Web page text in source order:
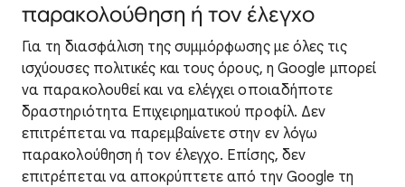
παρακολούθηση ή τον έλεγχο
Για τη διασφάλιση της συμμόρφωσης με όλες τις
ισχύουσες πολιτικές και τους όρους, η Google μπορεί
να παρακολουθεί και να ελέγχει οποιαδήποτε
δραστηριότητα Επιχειρηματικού προφίλ. Δεν
επιτρέπεται να παρεμβαίνετε στην εν λόγω
παρακολούθηση ή τον έλεγχο. Επίσης, δεν
επιτρέπεται να αποκρύπτετε από την Google τη